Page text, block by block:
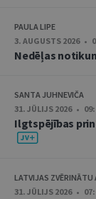
PAULA LIPE
3. AUGUSTS 2026 •
Nedēļas
SANTA JUHNEVIČA
31. JŪLIJS 2026 •
Ilgtspējības
LATVIJAS ZVĒRINĀTU
31. JŪLIJS 2026 •